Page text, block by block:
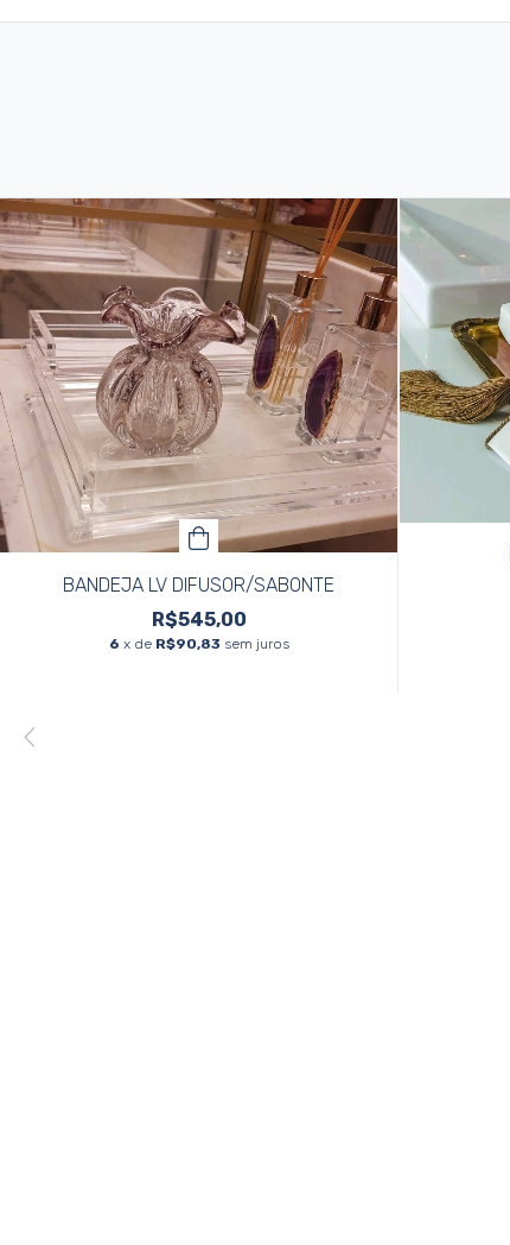
BANDEJA LV DIFUSOR/SABONTE
R$545,00
6 x de R$90,83 sem juros